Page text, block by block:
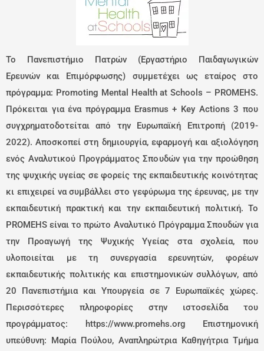
Το Πανεπιστήμιο Πατρών (Εργαστήριο Παιδαγωγικών
Ερευνών και Επιμόρφωσης) συμμετέχει ως εταίρος στο
πρόγραμμα: Promoting Mental Health at Schools – PROMEHS.
Πρόκειται για ένα πρόγραμμα Erasmus + Key Actions 3 που
συγχρηματοδοτείται από την Ευρωπαϊκή Επιτροπή (2019-
2022). Αποσκοπεί στη δημιουργία, εφαρμογή και αξιολόγηση
ενός Αναλυτικού Προγράμματος Σπουδών για την προώθηση
της ψυχικής υγείας σε φορείς της εκπαιδευτικής κοινότητας
κι επιχειρεί να συμβάλλει στο γεφύρωμα της έρευνας, με την
εκπαιδευτική πρακτική και την εκπαιδευτική πολιτική. Το
PROMEHS είναι το πρώτο Αναλυτικό Πρόγραμμα Σπουδών για
την Προαγωγή της Ψυχικής Υγείας στα σχολεία, που
υλοποιείται με τη συνεργασία ερευνητών, φορέων
εκπαιδευτικής πολιτικής και επιστημονικών συλλόγων, από
20 Πανεπιστήμια και Υπουργεία σε 7 Ευρωπαϊκές χώρες.
Περισσότερες πληροφορίες στην ιστοσελίδα του
προγράμματος: https://www.promehs.org Επιστημονική
υπεύθυνη: Μαρία Πούλου, Αναπληρώτρια Καθηγήτρια Τμήμα